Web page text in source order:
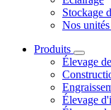
Stockage
Nos
Produits
Élevage
Élevage